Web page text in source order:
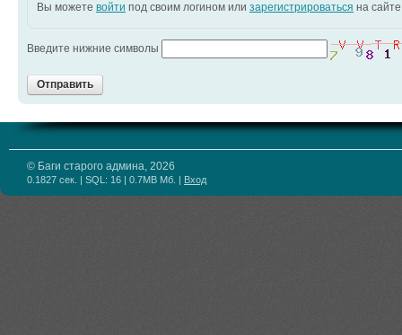
Вы можете войти под своим логином или зарегистрироваться на
Введите нижние символы
Отправить
© Баги старого админа, 2026
0.1827 сек. | SQL: 16 | 0.7MB Мб. | Вход